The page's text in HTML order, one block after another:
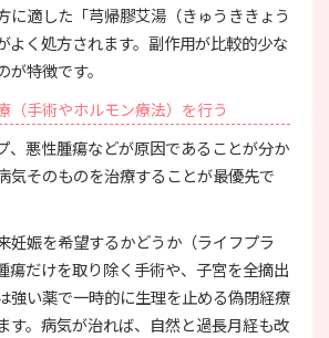
に適した「芎帰膠艾湯（きゅうききょう
よく処方されます。副作用が比較的少な
が特徴です。
（手術やホルモン療法）を行う
、悪性腫瘍などが原因であることが分か
気そのものを治療することが最優先で
妊娠を希望するかどうか（ライフプラ
瘍だけを取り除く手術や、子宮を全摘出
強い薬で一時的に生理を止める偽閉経療
す。病気が治れば、自然と過長月経も改